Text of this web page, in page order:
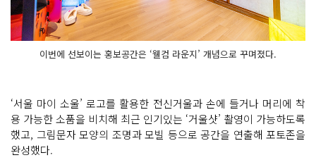
이번에 선보이는 홍보공간은 ‘웰컴 라운지’ 개념으로 꾸며졌다.
‘서울 마이 소울’ 로고를 활용한 전신거울과 손에 들거나 머리에 착
용 가능한 소품을 비치해 최근 인기있는 ‘거울샷’ 촬영이 가능하도록
했고, 그림문자 모양의 조명과 모빌 등으로 공간을 연출해 포토존을
완성했다.